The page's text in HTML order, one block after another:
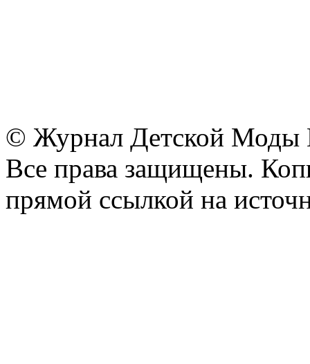
© Журнал Детской Моды
Все права защищены.
прямой ссылкой на